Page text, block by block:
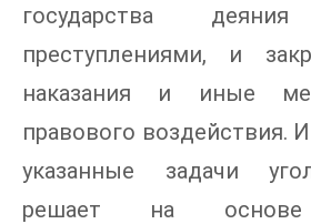
государства
преступлениями, и
наказания и иные
правового воздействия.
указанные задачи
решает на основе